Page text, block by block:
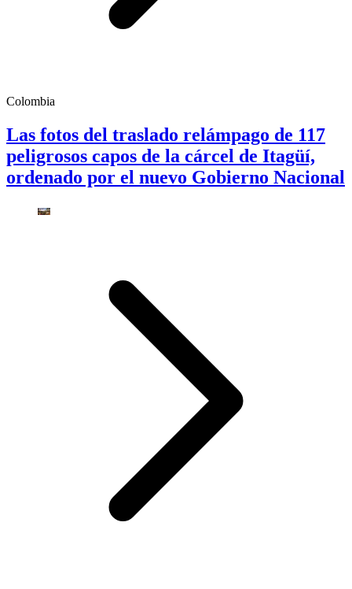
Colombia
Las fotos del traslado relámpago de 117
peligrosos capos de la cárcel de Itagüí,
ordenado por el nuevo Gobierno Nacional